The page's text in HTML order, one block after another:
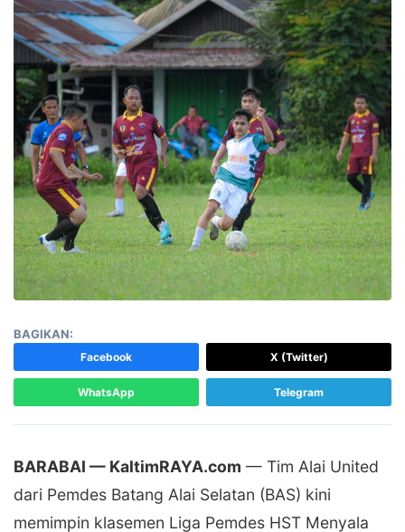
BAGIKAN:
Facebook X (Twitter)
WhatsApp Telegram
BARABAI — KaltimRAYA.com — Tim Alai United
dari Pemdes Batang Alai Selatan (BAS) kini
memimpin klasemen Liga Pemdes HST Menyala